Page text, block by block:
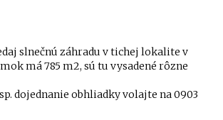
slnečnú záhradu v tichej lokalite v
má 785 m2, sú tu vysadené rôzne
dojednanie obhliadky volajte na 0903